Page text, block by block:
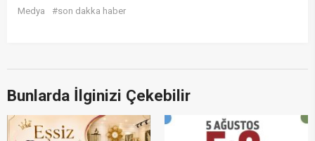
Medya #son dakka haber
Bunlarda İlginizi Çekebilir